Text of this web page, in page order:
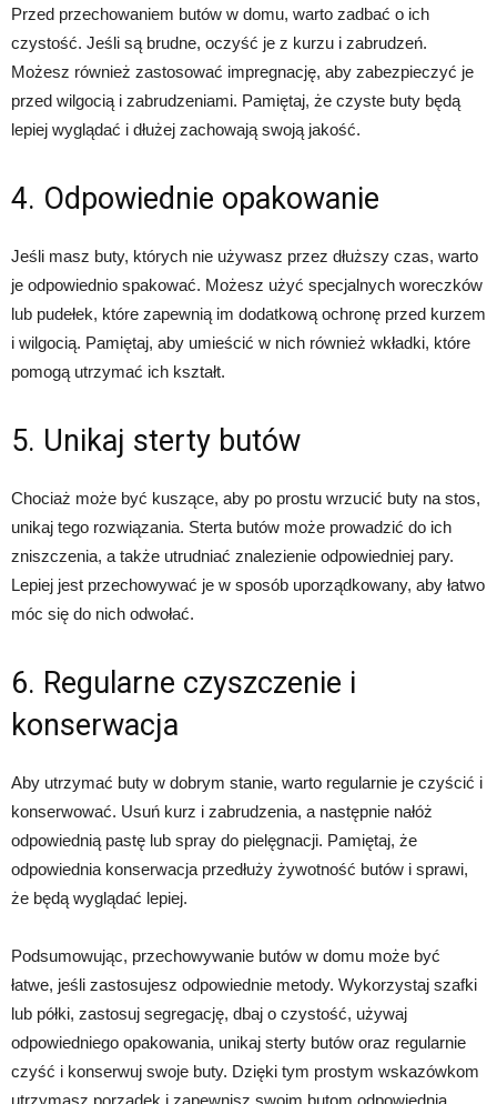
Przed przechowaniem butów w domu, warto zadbać o ich
czystość. Jeśli są brudne, oczyść je z kurzu i zabrudzeń.
Możesz również zastosować impregnację, aby zabezpieczyć je
przed wilgocią i zabrudzeniami. Pamiętaj, że czyste buty będą
lepiej wyglądać i dłużej zachowają swoją jakość.
4. Odpowiednie opakowanie
Jeśli masz buty, których nie używasz przez dłuższy czas, warto
je odpowiednio spakować. Możesz użyć specjalnych woreczków
lub pudełek, które zapewnią im dodatkową ochronę przed kurzem
i wilgocią. Pamiętaj, aby umieścić w nich również wkładki, które
pomogą utrzymać ich kształt.
5. Unikaj sterty butów
Chociaż może być kuszące, aby po prostu wrzucić buty na stos,
unikaj tego rozwiązania. Sterta butów może prowadzić do ich
zniszczenia, a także utrudniać znalezienie odpowiedniej pary.
Lepiej jest przechowywać je w sposób uporządkowany, aby łatwo
móc się do nich odwołać.
6. Regularne czyszczenie i
konserwacja
Aby utrzymać buty w dobrym stanie, warto regularnie je czyścić i
konserwować. Usuń kurz i zabrudzenia, a następnie nałóż
odpowiednią pastę lub spray do pielęgnacji. Pamiętaj, że
odpowiednia konserwacja przedłuży żywotność butów i sprawi,
że będą wyglądać lepiej.
Podsumowując, przechowywanie butów w domu może być
łatwe, jeśli zastosujesz odpowiednie metody. Wykorzystaj szafki
lub półki, zastosuj segregację, dbaj o czystość, używaj
odpowiedniego opakowania, unikaj sterty butów oraz regularnie
czyść i konserwuj swoje buty. Dzięki tym prostym wskazówkom
utrzymasz porządek i zapewnisz swoim butom odpowiednią